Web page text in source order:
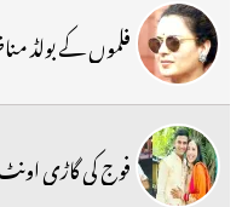
فلموں کے بولڈ
فوج کی گاڑی